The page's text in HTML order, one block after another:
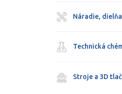
Náradie,
Technická
Stroje a 3D tlač